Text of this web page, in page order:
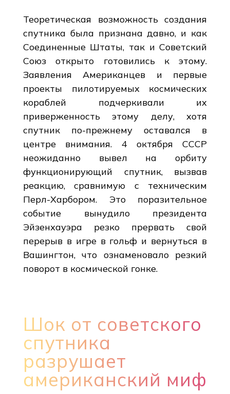
Теоретическая возможность создания
спутника была признана давно, и как
Соединенные Штаты, так и Советский
Союз открыто готовились к этому.
Заявления Американцев и первые
проекты пилотируемых космических
кораблей подчеркивали их
приверженность этому делу, хотя
спутник по-прежнему оставался в
центре внимания. 4 октября СССР
неожиданно вывел на орбиту
функционирующий спутник, вызвав
реакцию, сравнимую с техническим
Перл-Харбором. Это поразительное
событие вынудило президента
Эйзенхауэра резко прервать свой
перерыв в игре в гольф и вернуться в
Вашингтон, что ознаменовало резкий
поворот в космической гонке.
Шок от советского
спутника
разрушает
американский миф